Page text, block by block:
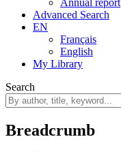
Advanced Search
EN
Français
English
My Library
Search
Breadcrumb